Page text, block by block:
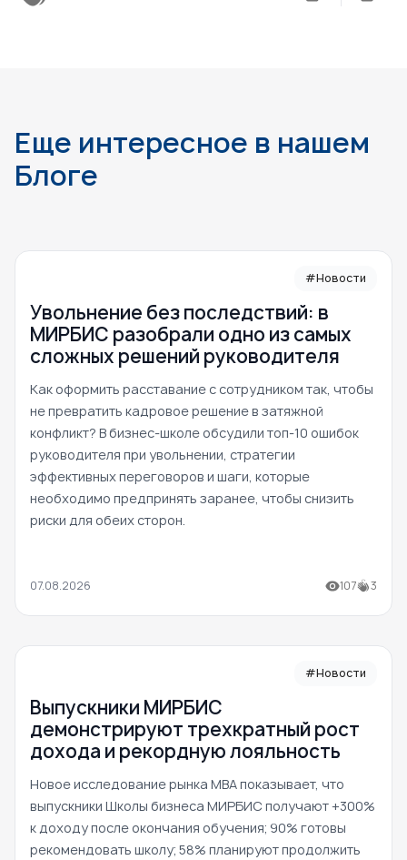
Еще интересное в нашем
Блоге
#Новости
Увольнение без последствий: в
МИРБИС разобрали одно из самых
сложных решений руководителя
Как оформить расставание с сотрудником так, чтобы
не превратить кадровое решение в затяжной
конфликт? В бизнес-школе обсудили топ-10 ошибок
руководителя при увольнении, стратегии
эффективных переговоров и шаги, которые
необходимо предпринять заранее, чтобы снизить
риски для обеих сторон.
07.08.2026 107 3
#Новости
Выпускники МИРБИС
демонстрируют трехкратный рост
дохода и рекордную лояльность
Новое исследование рынка MBA показывает, что
выпускники Школы бизнеса МИРБИС получают +300%
к доходу после окончания обучения; 90% готовы
рекомендовать школу; 58% планируют продолжить